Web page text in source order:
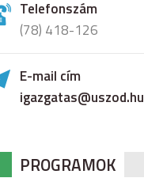
Telefonszám
(78) 418-126
E-mail cím
igazgatas@uszod.hu
PROGRAMOK